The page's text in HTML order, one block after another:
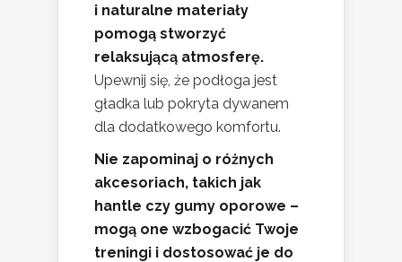
i naturalne materiały
pomogą stworzyć
relaksującą atmosferę.
Upewnij się, że podłoga jest
gładka lub pokryta dywanem
dla dodatkowego komfortu.
Nie zapominaj o różnych
akcesoriach, takich jak
hantle czy gumy oporowe –
mogą one wzbogacić Twoje
treningi i dostosować je do